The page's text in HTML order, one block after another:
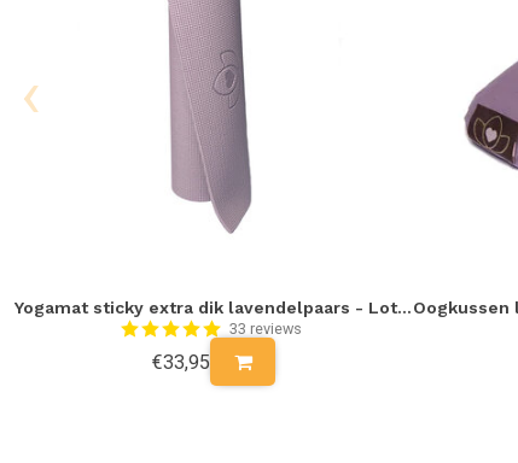
Yogamat sticky extra dik lavendelpaars - Lotus
33 reviews
€33,95
‹